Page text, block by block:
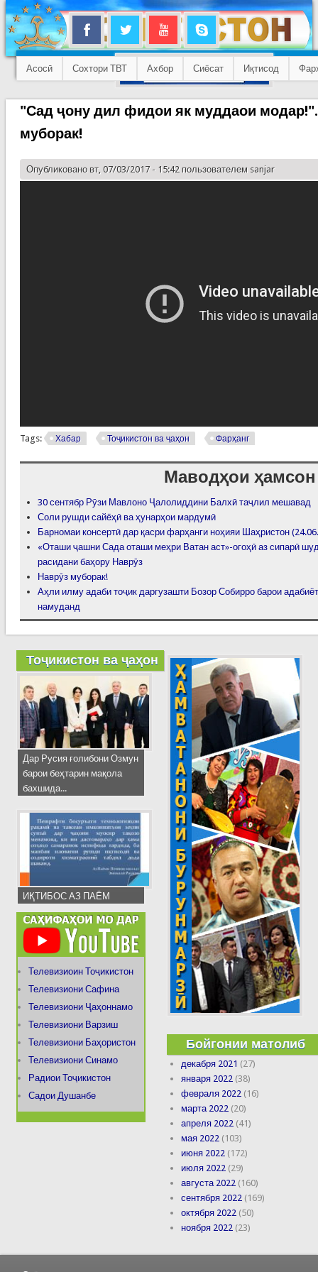
Асосӣ Сохтори ТВТ Ахбор Сиёсат Иқтисод
"Сад ҷону дил фидои як муддаои
муборак!
Опубликовано вт, 07/03/2017 - 15:42 пользователем sanjar
Tags: Хабар Тоҷикистон ва ҷаҳон Фарҳанг
Маводҳои ҳамсон
30 сентябр Рӯзи Мавлоно Ҷалолиддини Балхӣ таҷлил мешавад
Соли рушди сайёҳӣ ва ҳунарҳои мардумӣ
Барномаи консертӣ дар қасри фарҳанги ноҳияи Шаҳристон
«Оташи ҷашни Сада оташи меҳри Ватан аст»-огоҳӣ аз сипарӣ
расидани баҳору Наврӯз
Наврӯз муборак!
Аҳли илму адаби тоҷик даргузашти Бозор Собирро барои
намуданд
Тоҷикистон ва ҷаҳон
Дар Русия ғолибони Озмун
барои беҳтарин мақола
бахшида...
ИҚТИБОС АЗ ПАЁМ
Телевизиоин Тоҷикистон
Телевизиони Сафина
Телевизиони Ҷаҳоннамо
Телевизиони Варзиш
Телевизиони Баҳористон
Телевизиони Синамо
Радиои Тоҷикистон
Садои Душанбе
Бойгонии матолиб
декабря 2021 (27)
января 2022 (38)
февраля 2022 (16)
марта 2022 (20)
апреля 2022 (41)
мая 2022 (103)
июня 2022 (172)
июля 2022 (29)
августа 2022 (160)
сентября 2022 (169)
октября 2022 (50)
ноября 2022 (23)